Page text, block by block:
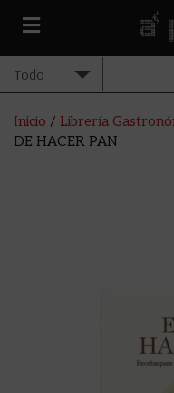
Inicio / Librería
DE HACER PAN